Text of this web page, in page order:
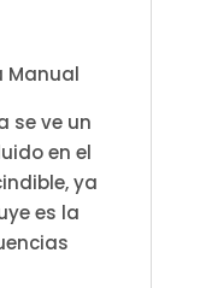
Manual
se ve un
en el
ya
es la